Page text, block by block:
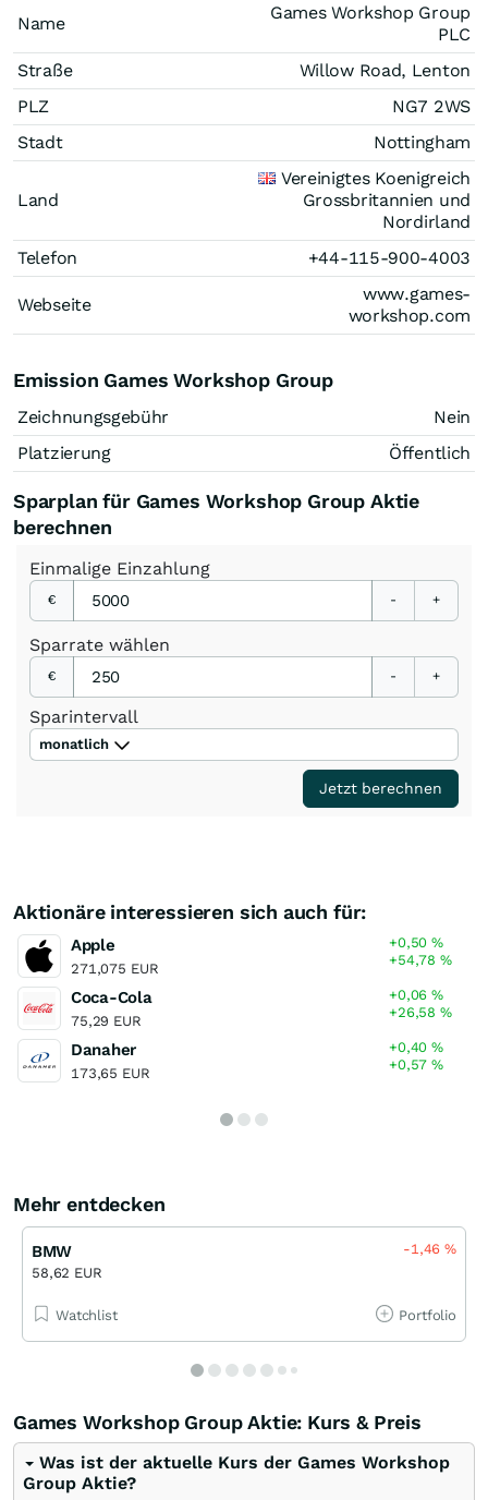
Name
Games Workshop Group
PLC
Straße
Willow Road, Lenton
PLZ
NG7 2WS
Stadt
Nottingham
Land
Vereinigtes Koenigreich
Grossbritannien und
Nordirland
Telefon
+44-115-900-4003
Webseite
www.games-
workshop.com
Emission Games Workshop Group
Zeichnungsgebühr
Nein
Platzierung
Öffentlich
Sparplan für Games Workshop Group Aktie
berechnen
Einmalige Einzahlung
€ - +
Sparrate wählen
€ - +
Sparintervall
monatlich
Jetzt berechnen
Aktionäre interessieren sich auch für:
Apple
271,075 EUR
+0,50%
+54,78%
Coca-Cola
75,29 EUR
+0,06%
+26,58%
Danaher
173,65 EUR
+0,40%
+0,57%
Mehr entdecken
BMW
58,62 EUR
-1,46%
Watchlist Portfolio
Games Workshop Group Aktie: Kurs & Preis
Was ist der aktuelle Kurs der Games Workshop
Group Aktie?